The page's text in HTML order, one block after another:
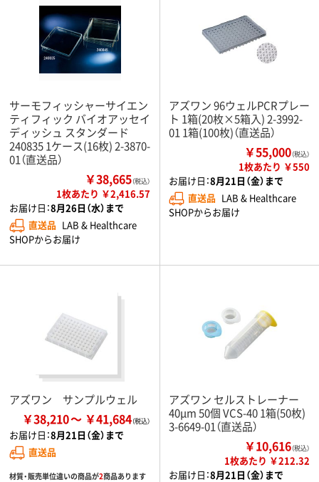
サーモフィッシャーサイエン
ティフィック バイオアッセイ
ディッシュ スタンダード
240835 1ケース(16枚) 2-3870-
01（直送品）
￥38,665（税込）
1枚あたり ￥2,416.57
お届け日：8月26日（水）まで
直送品 LAB & Healthcare
SHOPからお届け
アズワン 96ウェルPCRプレー
ト 1箱(20枚×5箱入) 2-3992-
01 1箱(100枚)（直送品）
￥55,000（税込）
1枚あたり ￥550
お届け日：8月21日（金）まで
直送品 LAB & Healthcare
SHOPからお届け
アズワン サンプルウェル
￥38,210 ￥41,684
お届け日：8月21日（金）まで
直送品
材質・販売単位違いの商品が2商品あります
アズワン セルストレーナー
40μm 50個 VCS-40 1箱(50枚)
3-6649-01（直送品）
￥10,616（税込）
1枚あたり ￥212.32
お届け日：8月21日（金）まで